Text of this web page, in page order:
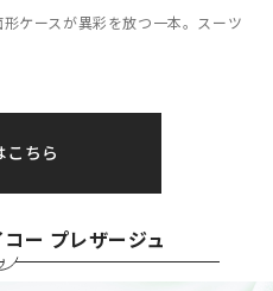
ケースが異彩を放つ一本。スーツ
こちら
ー プレザージュ